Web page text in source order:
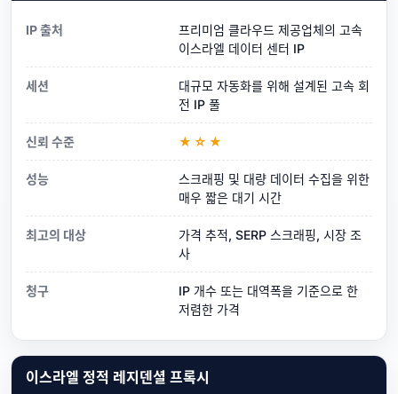
IP 출처
프리미엄 클라우드 제공업체의 고속
이스라엘 데이터 센터 IP
세션
대규모 자동화를 위해 설계된 고속 회
전 IP 풀
신뢰 수준 ★☆★
성능
스크래핑 및 대량 데이터 수집을 위한
매우 짧은 대기 시간
최고의 대상
가격 추적, SERP 스크래핑, 시장 조
사
청구
IP 개수 또는 대역폭을 기준으로 한
저렴한 가격
이스라엘 정적 레지덴셜 프록시